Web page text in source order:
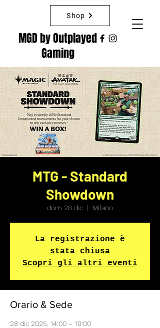
MGD by Outplayed
Gaming
Shop
MTG - Standard
Showdown
dom 28 dic
  |
Milano
La registrazione è
stata chiusa
Scopri gli altri eventi
Orario & Sede
28 dic 2025, 14:00 – 19:00